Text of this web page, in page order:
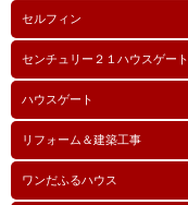
セルフィン
センチュリー２１ハウスゲート
ハウスゲート
リフォーム＆建築工事
ワンだふるハウス